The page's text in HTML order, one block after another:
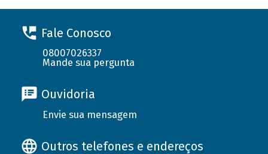
Fale Conosco
08007026337
Mande sua pergunta
Ouvidoria
Envie sua mensagem
Outros telefones e endereços